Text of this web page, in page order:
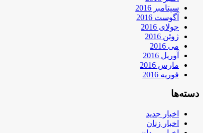
سپتامبر 2016
آگوست 2016
جولای 2016
ژوئن 2016
می 2016
آوریل 2016
مارس 2016
فوریه 2016
دسته‌ها
اخبار جدید
اخبار زنان